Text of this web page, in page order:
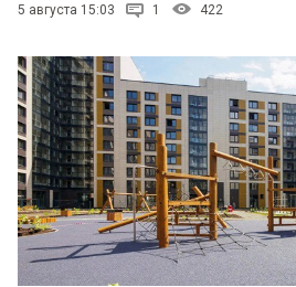
5 августа 15:03 1 422